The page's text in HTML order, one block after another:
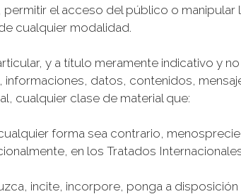
permitir el acceso del público o
cualquier modalidad.
y a título meramente indicativo y
informaciones, datos, contenidos,
cualquier clase de material que:
cualquier forma sea contrario,
en los Tratados
incite, incorpore, ponga a